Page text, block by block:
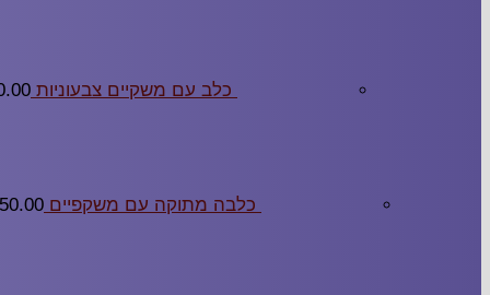
כלב עם משקיים צבעוניות
כלבה מתוקה עם משקפיים